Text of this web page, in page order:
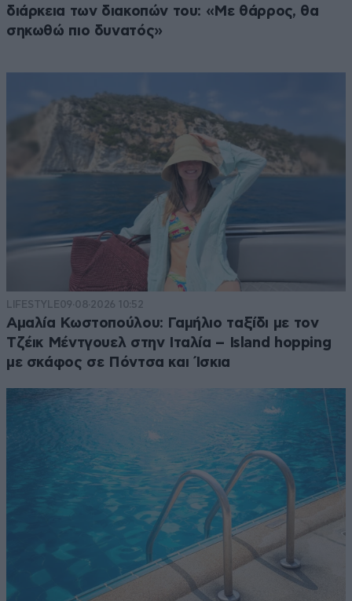
διάρκεια των διακοπών του: «Με θάρρος, θα
σηκωθώ πιο δυνατός»
LIFESTYLE09·08·2026 10:52
Αμαλία Κωστοπούλου: Γαμήλιο ταξίδι με τον
Τζέικ Μέντγουελ στην Ιταλία – Island hopping
με σκάφος σε Πόντσα και Ίσκια